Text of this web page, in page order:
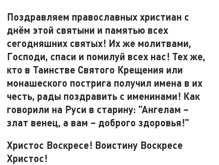
Поздравляем православных христиан с
днём этой святыни и памятью всех
сегодняшних святых! Их же молитвами,
Господи, спаси и помилуй всех нас! Тех же,
кто в Таинстве Святого Крещения или
монашеского пострига получил имена в их
честь, рады поздравить с именинами! Как
говорили на Руси в старину: "Ангелам –
злат венец, а вам – доброго здоровья!"
Христос Воскресе! Воистину Воскресе
Христос!